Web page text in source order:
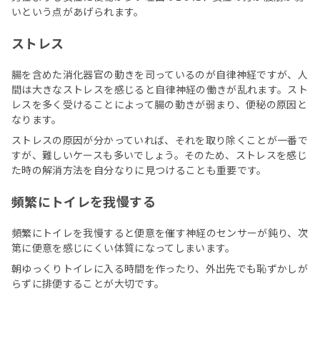
いという点があげられます。
ストレス
腸を含めた消化器官の動きを司っているのが自律神経ですが、人
間は大きなストレスを感じると自律神経の働きが乱れます。スト
レスを多く受けることによって腸の動きが弱まり、便秘の原因と
なります。
ストレスの原因が分かっていれば、それを取り除くことが一番で
すが、難しいケースも多いでしょう。そのため、ストレスを感じ
た時の解消方法を自分なりに見つけることも重要です。
頻繁にトイレを我慢する
頻繁にトイレを我慢すると便意を催す神経のセンサーが鈍り、次
第に便意を感じにくい体質になってしまいます。
朝ゆっくりトイレに入る時間を作ったり、外出先でも恥ずかしが
らずに排便することが大切です。